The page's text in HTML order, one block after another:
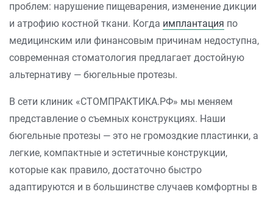
проблем: нарушение пищеварения, изменение дикции
и атрофию костной ткани. Когда имплантация по
медицинским или финансовым причинам недоступна,
современная стоматология предлагает достойную
альтернативу — бюгельные протезы.
В сети клиник «СТОМПРАКТИКА.РФ» мы меняем
представление о съемных конструкциях. Наши
бюгельные протезы — это не громоздкие пластинки, а
легкие, компактные и эстетичные конструкции,
которые как правило, достаточно быстро
адаптируются и в большинстве случаев комфортны в